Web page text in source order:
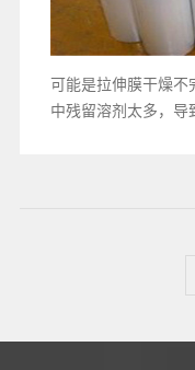
可能是拉伸膜干燥不
中残留溶剂太多，导